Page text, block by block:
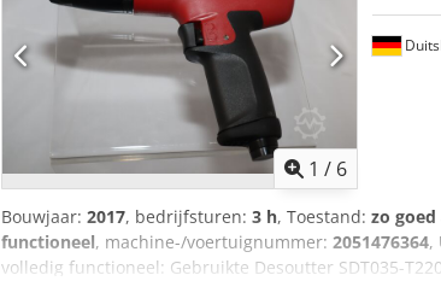
1 / 6
Bouwjaar: 2017, bedrijfsturen: 3 h, Toestand: zo
functioneel, machine-/voertuignummer: 2051476364,
volledig functioneel: Gebruikte Desoutter SDT035-